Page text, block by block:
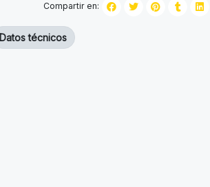
Compartir en:
Datos técnicos